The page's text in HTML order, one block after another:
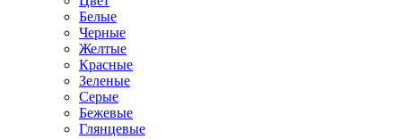
Белые
Черные
Желтые
Красные
Зеленые
Серые
Бежевые
Глянцевые